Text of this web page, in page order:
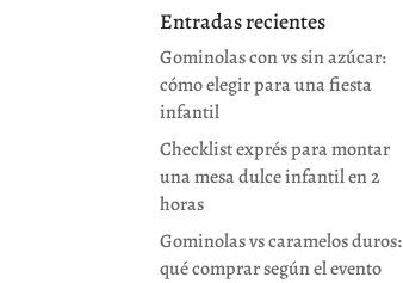
Entradas recientes
Gominolas con vs sin azúcar:
cómo elegir para una fiesta
infantil
Checklist exprés para montar
una mesa dulce infantil en 2
horas
Gominolas vs caramelos duros:
qué comprar según el evento